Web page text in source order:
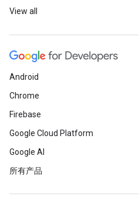
View all
Android
Chrome
Firebase
Google Cloud Platform
Google AI
所有产品